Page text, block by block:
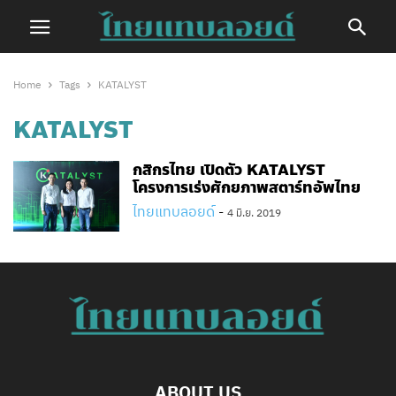
Home Tags KATALYST
KATALYST
กสิกรไทย เปิดตัว KATALYST
โครงการเร่งศักยภาพสตาร์ทอัพไทย
ไทยแทบลอยด์ - 4 มิ.ย. 2019